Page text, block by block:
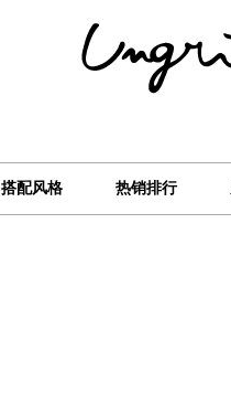
搭配风格 热销排行